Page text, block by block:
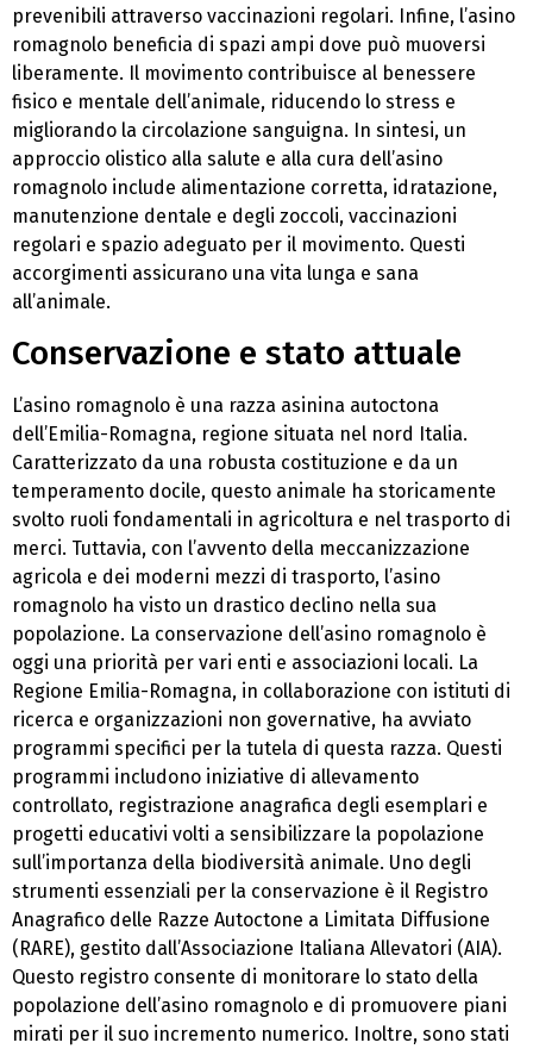
prevenibili attraverso vaccinazioni regolari. Infine, l’asino
romagnolo beneficia di spazi ampi dove può muoversi
liberamente. Il movimento contribuisce al benessere
fisico e mentale dell’animale, riducendo lo stress e
migliorando la circolazione sanguigna. In sintesi, un
approccio olistico alla salute e alla cura dell’asino
romagnolo include alimentazione corretta, idratazione,
manutenzione dentale e degli zoccoli, vaccinazioni
regolari e spazio adeguato per il movimento. Questi
accorgimenti assicurano una vita lunga e sana
all’animale.
Conservazione e stato attuale
L’asino romagnolo è una razza asinina autoctona
dell’Emilia-Romagna, regione situata nel nord Italia.
Caratterizzato da una robusta costituzione e da un
temperamento docile, questo animale ha storicamente
svolto ruoli fondamentali in agricoltura e nel trasporto di
merci. Tuttavia, con l’avvento della meccanizzazione
agricola e dei moderni mezzi di trasporto, l’asino
romagnolo ha visto un drastico declino nella sua
popolazione. La conservazione dell’asino romagnolo è
oggi una priorità per vari enti e associazioni locali. La
Regione Emilia-Romagna, in collaborazione con istituti di
ricerca e organizzazioni non governative, ha avviato
programmi specifici per la tutela di questa razza. Questi
programmi includono iniziative di allevamento
controllato, registrazione anagrafica degli esemplari e
progetti educativi volti a sensibilizzare la popolazione
sull’importanza della biodiversità animale. Uno degli
strumenti essenziali per la conservazione è il Registro
Anagrafico delle Razze Autoctone a Limitata Diffusione
(RARE), gestito dall’Associazione Italiana Allevatori (AIA).
Questo registro consente di monitorare lo stato della
popolazione dell’asino romagnolo e di promuovere piani
mirati per il suo incremento numerico. Inoltre, sono stati